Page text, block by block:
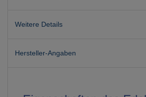
Weitere Details
Hersteller-Angaben